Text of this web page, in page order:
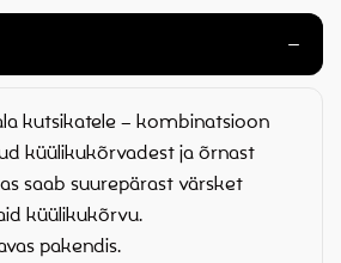
kutsikatele – kombinatsioon
küülikukõrvadest ja õrnast
saab suurepärast värsket
küülikukõrvu.
pakendis.